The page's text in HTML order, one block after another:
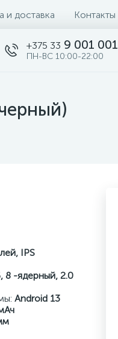
и доставка Контакты
+375 33 9 001 001
ПН-ВС 10:00-22:00
IPS
8 -ядерный, 2.0
Android 13